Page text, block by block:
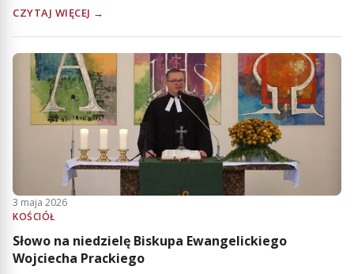
CZYTAJ WIĘCEJ →
3 maja 2026
KOŚCIÓŁ
Słowo na niedzielę Biskupa Ewangelickiego
Wojciecha Prackiego